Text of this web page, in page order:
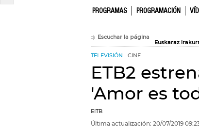
PROGRAMAS PROGRAMACIÓN
Escuchar la página
Euskaraz
TELEVISIÓN CINE
ETB2
'Amor es
EITB
Última actualización: 20/07/2019